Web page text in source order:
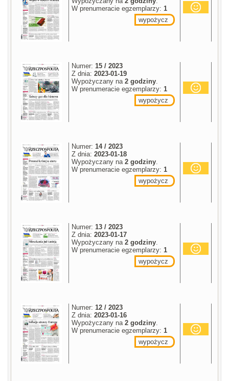
W prenumeracie egzemplarzy:1
wypożycz
Numer:15 / 2023
Z dnia:2023-01-19
Wypożyczany na2 godziny.
W prenumeracie egzemplarzy:1
wypożycz
Numer:14 / 2023
Z dnia:2023-01-18
Wypożyczany na2 godziny.
W prenumeracie egzemplarzy:1
wypożycz
Numer:13 / 2023
Z dnia:2023-01-17
Wypożyczany na2 godziny.
W prenumeracie egzemplarzy:1
wypożycz
Numer:12 / 2023
Z dnia:2023-01-16
Wypożyczany na2 godziny.
W prenumeracie egzemplarzy:1
wypożycz